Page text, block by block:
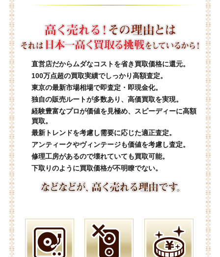
直営店だからムダなコストを省き買取価格に還元。
100万点超の買取実績でしっかり高額査定。
東京の最新市場相場で即査定・即現金化。
独自の販売ルートが多数あり、高価買取を実現。
経験豊富なプロが価値を見極め、スピーディーに高額
買取。
最新トレンドを考慮し需要に応じた適正査定。
アンティークやヴィンテージも価値を考慮し査定。
修理工房があるので壊れていても買取可能。
下取りのように買取価格が不明瞭でない。